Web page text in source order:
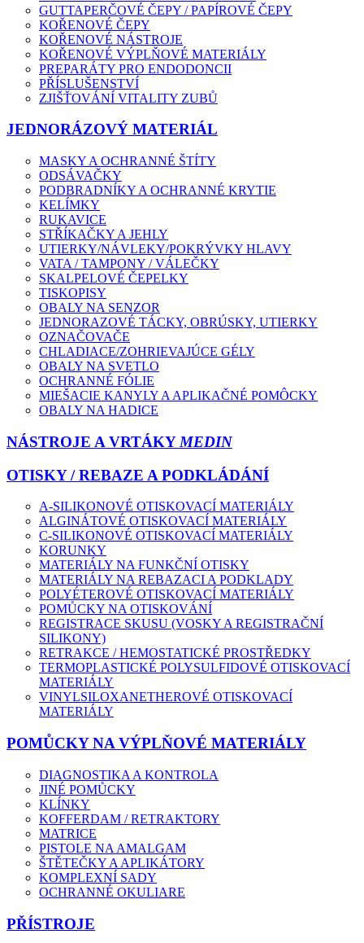
GUTTAPERČOVÉ ČEPY / PAPÍROVÉ ČEPY
KOŘENOVÉ ČEPY
KOŘENOVÉ NÁSTROJE
KOŘENOVÉ VÝPLŇOVÉ MATERIÁLY
PREPARÁTY PRO ENDODONCII
PŘÍSLUŠENSTVÍ
ZJIŠŤOVÁNÍ VITALITY ZUBŮ
JEDNORÁZOVÝ MATERIÁL
MASKY A OCHRANNÉ ŠTÍTY
ODSÁVAČKY
PODBRADNÍKY A OCHRANNÉ KRYTIE
KELÍMKY
RUKAVICE
STŘÍKAČKY A JEHLY
UTIERKY/NÁVLEKY/POKRÝVKY HLAVY
VATA / TAMPONY / VÁLEČKY
SKALPELOVÉ ČEPELKY
TISKOPISY
OBALY NA SENZOR
JEDNORAZOVÉ TÁCKY, OBRÚSKY, UTIERKY
OZNAČOVAČE
CHLADIACE/ZOHRIEVAJÚCE GÉLY
OBALY NA SVETLO
OCHRANNÉ FÓLIE
MIEŠACIE KANYLY A APLIKAČNÉ POMÔCKY
OBALY NA HADICE
NÁSTROJE A VRTÁKY MEDIN
OTISKY / REBAZE A PODKLÁDÁNÍ
A-SILIKONOVÉ OTISKOVACÍ MATERIÁLY
ALGINÁTOVÉ OTISKOVACÍ MATERIÁLY
C-SILIKONOVÉ OTISKOVACÍ MATERIÁLY
KORUNKY
MATERIÁLY NA FUNKČNÍ OTISKY
MATERIÁLY NA REBAZACI A PODKLADY
POLYÉTEROVÉ OTISKOVACÍ MATERIÁLY
POMŮCKY NA OTISKOVÁNÍ
REGISTRACE SKUSU (VOSKY A REGISTRAČNÍ
SILIKONY)
RETRAKCE / HEMOSTATICKÉ PROSTŘEDKY
TERMOPLASTICKÉ POLYSULFIDOVÉ OTISKOVACÍ
MATERIÁLY
VINYLSILOXANETHEROVÉ OTISKOVACÍ
MATERIÁLY
POMŮCKY NA VÝPLŇOVÉ MATERIÁLY
DIAGNOSTIKA A KONTROLA
JINÉ POMŮCKY
KLÍNKY
KOFFERDAM / RETRAKTORY
MATRICE
PISTOLE NA AMALGAM
ŠTĚTEČKY A APLIKÁTORY
KOMPLEXNÍ SADY
OCHRANNÉ OKULIARE
PŘÍSTROJE